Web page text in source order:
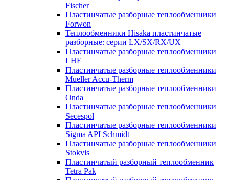
Fischer
Пластинчатые разборные теплообменники
Forwon
Теплообменники Hisaka пластинчатые
разборные: серии LX/SX/RX/UX
Пластинчатые разборные теплообменники
LHE
Пластинчатые разборные теплообменники
Mueller Accu-Therm
Пластинчатые разборные теплообменники
Onda
Пластинчатые разборные теплообменники
Secespol
Пластинчатые разборные теплообменники
Sigma API Schmidt
Пластинчатые разборные теплообменники
Stokvis
Пластинчатый разборный теплообменник
Tetra Pak